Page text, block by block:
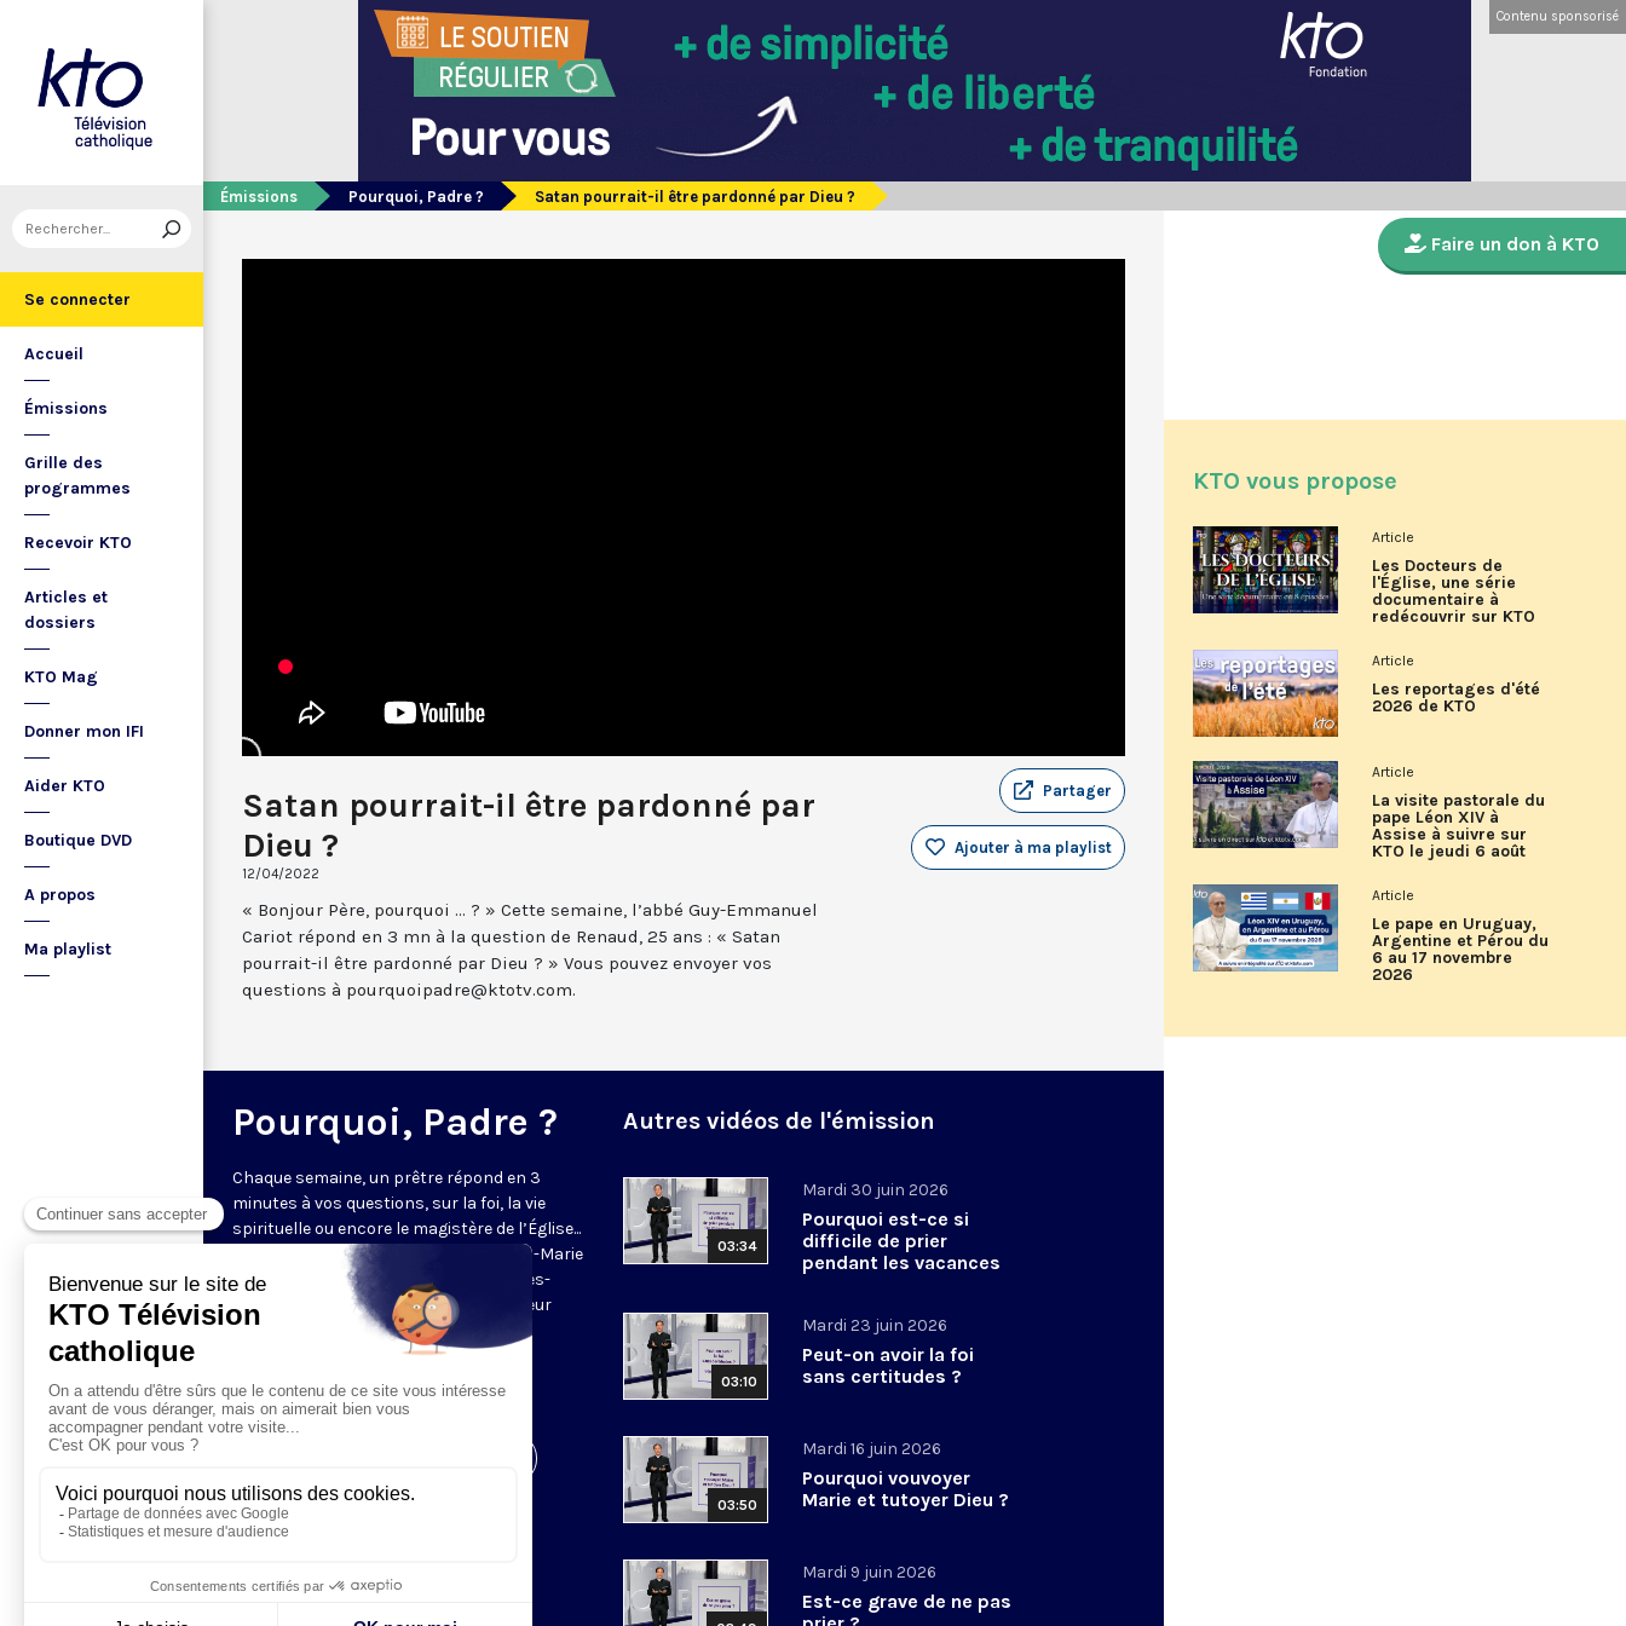
Se connecter
Accueil
Émissions
Grille des
programmes
Recevoir KTO
Articles et
dossiers
KTO Mag
Donner mon IFI
Aider KTO
Boutique DVD
A propos
Ma playlist
Contenu sponsorisé
Émissions Pourquoi, Padre ? Satan pourrait-il être pardonné par Dieu ?
Satan pourrait-il être pardonné par
Dieu ?
12/04/2022
Partager
Ajouter à ma playlist
« Bonjour Père, pourquoi ... ? » Cette semaine, l’abbé Guy-Emmanuel
Cariot répond en 3 mn à la question de Renaud, 25 ans : « Satan
pourrait-il être pardonné par Dieu ? » Vous pouvez envoyer vos
questions à pourquoipadre@ktotv.com.
Pourquoi, Padre ?
Chaque semaine, un prêtre répond en 3
minutes à vos questions, sur la foi, la vie
spirituelle ou encore le magistère de l’Église...
Cette année, ce sont les pères Charles-Marie
Rigail, Thibaut de Rincquesen et Charles-
Thierry Ndjandjo qui vous proposent leur
réflexion et leur éclairage.
àpourquoipadre@ktotv.com
Autres vidéos de l'émission
03:34
Mardi 30 juin 2026
Pourquoi est-ce si
difficile de prier
pendant les vacances
03:10
Mardi 23 juin 2026
Peut-on avoir la foi
sans certitudes ?
03:50
Mardi 16 juin 2026
Pourquoi vouvoyer
Marie et tutoyer Dieu ?
Mardi 9 juin 2026
Est-ce grave de ne pas
Faire un don à KTO
KTO vous propose
Article
Les Docteurs de
l'Église, une série
documentaire à
redécouvrir sur KTO
Article
Les reportages d'été
2026 de KTO
Article
La visite pastorale du
pape Léon XIV à
Assise à suivre sur
KTO le jeudi 6 août
Article
Le pape en Uruguay,
Argentine et Pérou du
6 au 17 novembre
2026